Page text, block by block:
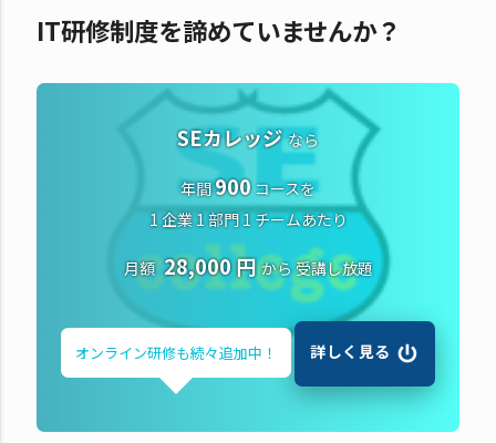
IT研修制度を諦めていませんか？
SEカレッジ なら
年間900コースを
1 企業 1 部門 1 チームあたり
月額 28,000 円 から受講し放題
オンライン研修も続々追加中！ 詳しく見る